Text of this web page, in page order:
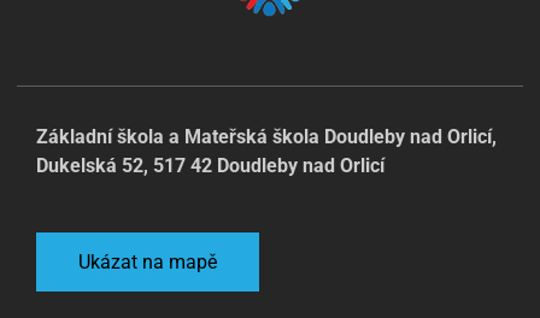
Základní škola a Mateřská škola Doudleby nad Orlicí,
Dukelská 52, 517 42 Doudleby nad Orlicí
Ukázat na mapě